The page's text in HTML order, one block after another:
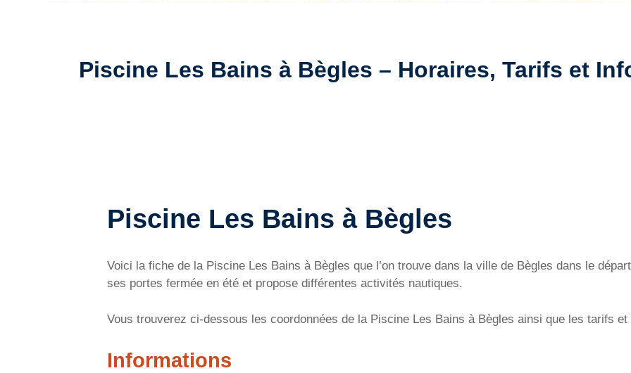
Piscine Les Bains à Bègles – Horaires, Tarifs et
Piscine Les Bains à Bègles
Voici la fiche de la Piscine Les Bains à Bègles que l’on trouve dans la ville de Bègles dans le
ses portes fermée en été et propose différentes activités nautiques.
Vous trouverez ci-dessous les coordonnées de la Piscine Les Bains à Bègles ainsi que les tarifs et
Informations